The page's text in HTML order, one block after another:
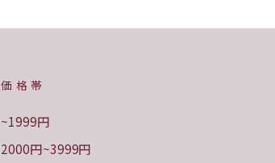
価格帯
~1999円
2000円~3999円